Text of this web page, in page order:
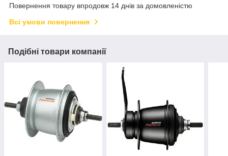
Повернення товару впродовж 14 днів за домовленістю
Всі умови повернення
Подібні товари компанії